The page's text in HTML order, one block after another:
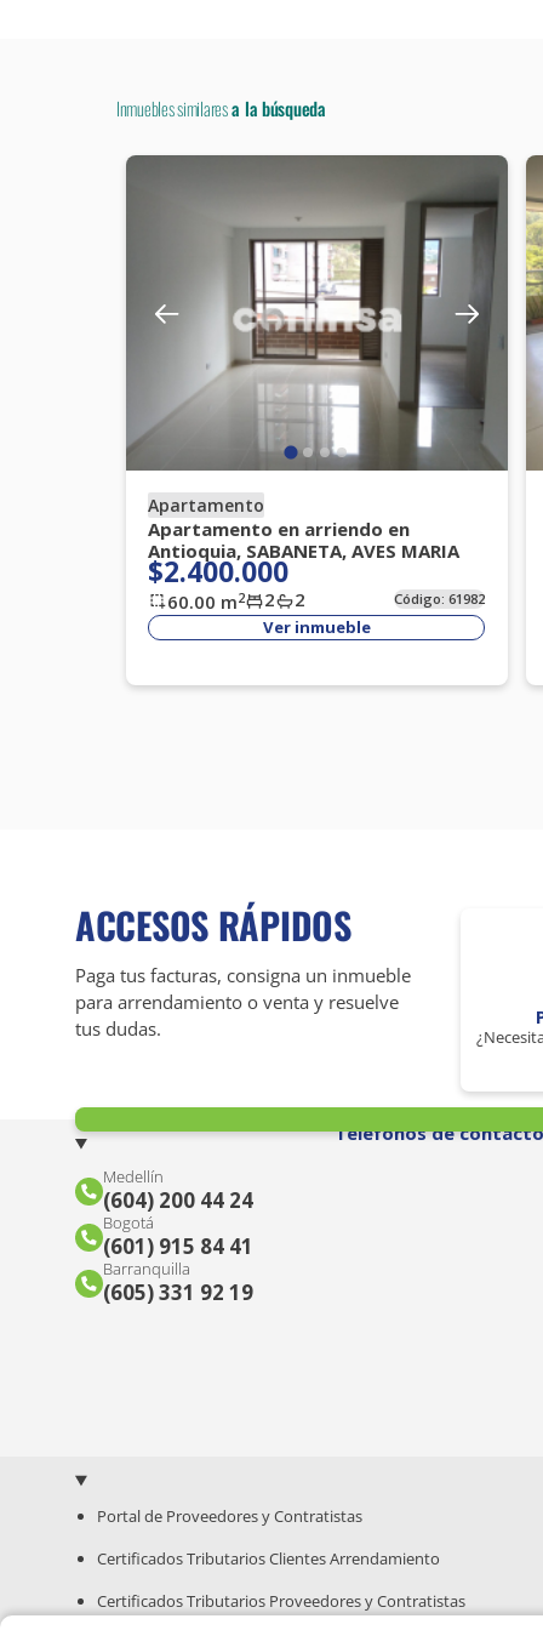
Inmuebles similaresa la búsqueda
Apartamento
Apartamento en arriendo en
Antioquia, SABANETA, AVES MARIA
$2.400.000
60.00 m2 2 2 Código:61982
Ver inmueble
ACCESOS RÁPIDOS
Paga tus facturas, consigna un inmueble
para arrendamiento o venta y resuelve
tus dudas.
Teléfonos de contacto
Medellín
(604) 200 44 24
Bogotá
(601) 915 84 41
Barranquilla
(605) 331 92 19
Portal de Proveedores y Contratistas
Certificados Tributarios Clientes Arrendamiento
Certificados Tributarios Proveedores y Contratistas